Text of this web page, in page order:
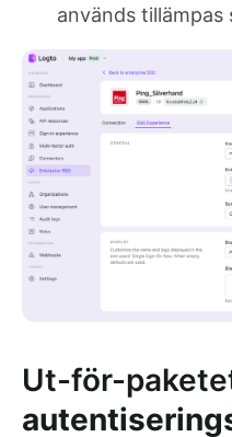
används
Ut-för-